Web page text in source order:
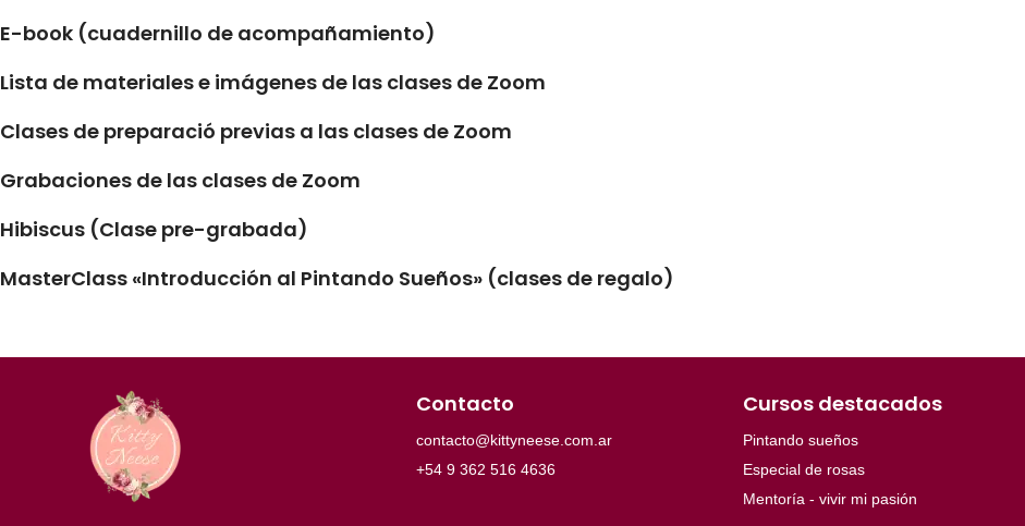
E-book (cuadernillo de acompañamiento)
Lista de materiales e imágenes de las clases de Zoom
Clases de preparació previas a las clases de Zoom
Grabaciones de las clases de Zoom
Hibiscus (Clase pre-grabada)
MasterClass «Introducción al Pintando Sueños» (clases de regalo)
Contacto
contacto@kittyneese.com.ar
+54 9 362 516 4636
Cursos destacados
Pintando sueños
Especial de rosas
Mentoría - vivir mi pasión